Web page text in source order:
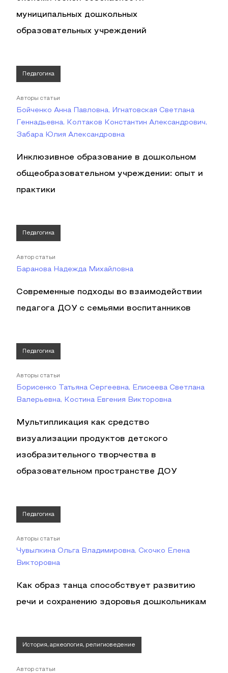
муниципальных дошкольных
образовательных учреждений
Педагогика
Авторы статьи
Бойченко Анна Павловна, Игнатовская Светлана
Геннадьевна, Колтаков Константин Александрович,
Забара Юлия Александровна
Инклюзивное образование в дошкольном
общеобразовательном учреждении: опыт и
практики
Педагогика
Автор статьи
Баранова Надежда Михайловна
Современные подходы во взаимодействии
педагога ДОУ с семьями воспитанников
Педагогика
Авторы статьи
Борисенко Татьяна Сергеевна, Елисеева Светлана
Валерьевна, Костина Евгения Викторовна
Мультипликация как средство
визуализации продуктов детского
изобразительного творчества в
образовательном пространстве ДОУ
Педагогика
Авторы статьи
Чувылкина Ольга Владимировна, Скочко Елена
Викторовна
Как образ танца способствует развитию
речи и сохранению здоровья дошкольникам
История, археология, религиоведение
Автор статьи